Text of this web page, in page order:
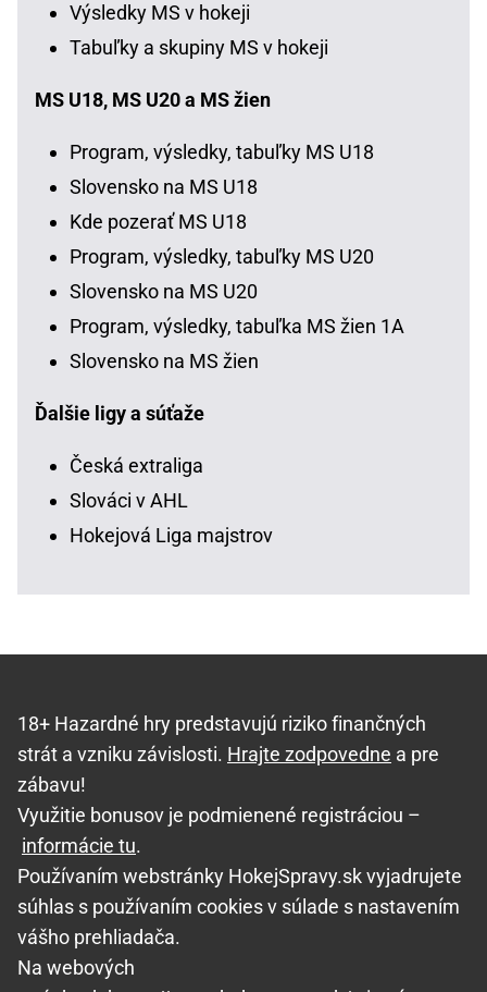
Výsledky MS v hokeji
Tabuľky a skupiny MS v hokeji
MS U18, MS U20 a MS žien
Program, výsledky, tabuľky MS U18
Slovensko na MS U18
Kde pozerať MS U18
Program, výsledky, tabuľky MS U20
Slovensko na MS U20
Program, výsledky, tabuľka MS žien 1A
Slovensko na MS žien
Ďalšie ligy a súťaže
Česká extraliga
Slováci v AHL
Hokejová Liga majstrov
18+ Hazardné hry predstavujú riziko finančných
strát a vzniku závislosti. Hrajte zodpovedne a pre
zábavu!
Využitie bonusov je podmienené registráciou –
informácie tu.
Používaním webstránky HokejSpravy.sk vyjadrujete
súhlas s používaním cookies v súlade s nastavením
vášho prehliadača.
Na webových